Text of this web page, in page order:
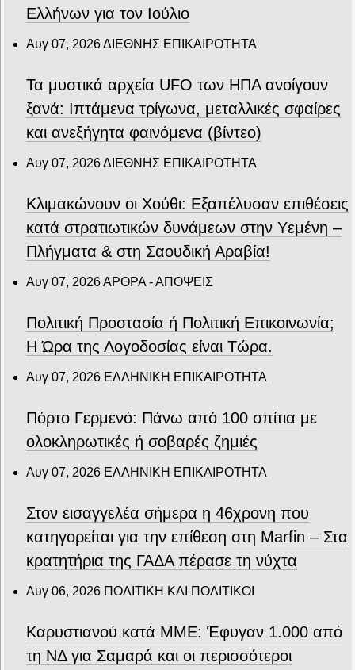
Ελλήνων για τον Ιούλιο
Αυγ 07, 2026ΔΙΕΘΝΗΣ ΕΠΙΚΑΙΡΟΤΗΤΑ
Τα μυστικά αρχεία UFO των ΗΠΑ ανοίγουν
ξανά: Ιπτάμενα τρίγωνα, μεταλλικές σφαίρες
και ανεξήγητα φαινόμενα (βίντεο)
Αυγ 07, 2026ΔΙΕΘΝΗΣ ΕΠΙΚΑΙΡΟΤΗΤΑ
Κλιμακώνουν οι Χούθι: Eξαπέλυσαν επιθέσεις
κατά στρατιωτικών δυνάμεων στην Υεμένη –
Πλήγματα & στη Σαουδική Αραβία!
Αυγ 07, 2026ΑΡΘΡΑ - ΑΠΟΨΕΙΣ
Πολιτική Προστασία ή Πολιτική Επικοινωνία;
Η Ώρα της Λογοδοσίας είναι Τώρα.
Αυγ 07, 2026 ΕΛΛΗΝΙΚΗ ΕΠΙΚΑΙΡΟΤΗΤΑ
Πόρτο Γερμενό: Πάνω από 100 σπίτια με
ολοκληρωτικές ή σοβαρές ζημιές
Αυγ 07, 2026 ΕΛΛΗΝΙΚΗ ΕΠΙΚΑΙΡΟΤΗΤΑ
Στον εισαγγελέα σήμερα η 46χρονη που
κατηγορείται για την επίθεση στη Marfin – Στα
κρατητήρια της ΓΑΔΑ πέρασε τη νύχτα
Αυγ 06, 2026 ΠΟΛΙΤΙΚΗ ΚΑΙ ΠΟΛΙΤΙΚΟΙ
Καρυστιανού κατά ΜΜΕ: Έφυγαν 1.000 από
τη ΝΔ για Σαμαρά και οι περισσότεροι